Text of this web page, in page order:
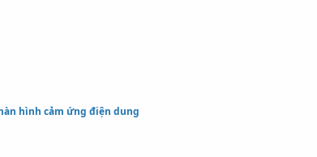
hình cảm ứng điện dung